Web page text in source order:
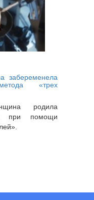
забеременела
«трех
родила
при помощи